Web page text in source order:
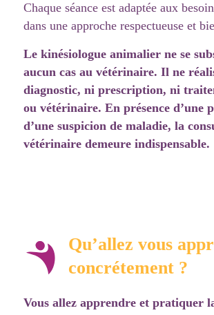
Chaque séance est adaptée aux
dans une approche respectueuse et
Le kinésiologue animalier ne se
aucun cas au vétérinaire. Il ne
diagnostic, ni prescription, ni
ou vétérinaire. En présence d’une
d’une suspicion de maladie, la
vétérinaire demeure indispensable.
Qu’allez vous
concrétement ?
Vous allez apprendre et pratiquer